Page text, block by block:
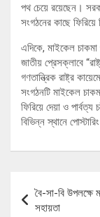
পথ চেয়ে রয়েছেন।
সংগঠনের কাছে
এদিকে, মাইকেল
জাতীয় প্রেসক্লাবে
গণতান্ত্রিক রাষ্ট্র
সংগঠনটি মাইকেল
ফিরিয়ে দেয়া ও পার্বত্য
বিভিন্ন স্থানে
navigation
বৈ-সা-বি উপলক্ষে
সহায়তা